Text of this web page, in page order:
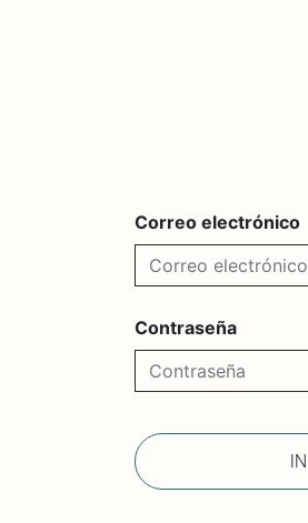
Correo electrónico
Contraseña